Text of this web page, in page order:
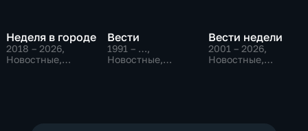
Неделя в городе
2018 – 2026,
Новостные,
Вести
1991 – …,
Новостные,
Вести недели
2001 – 2026,
Новостные,